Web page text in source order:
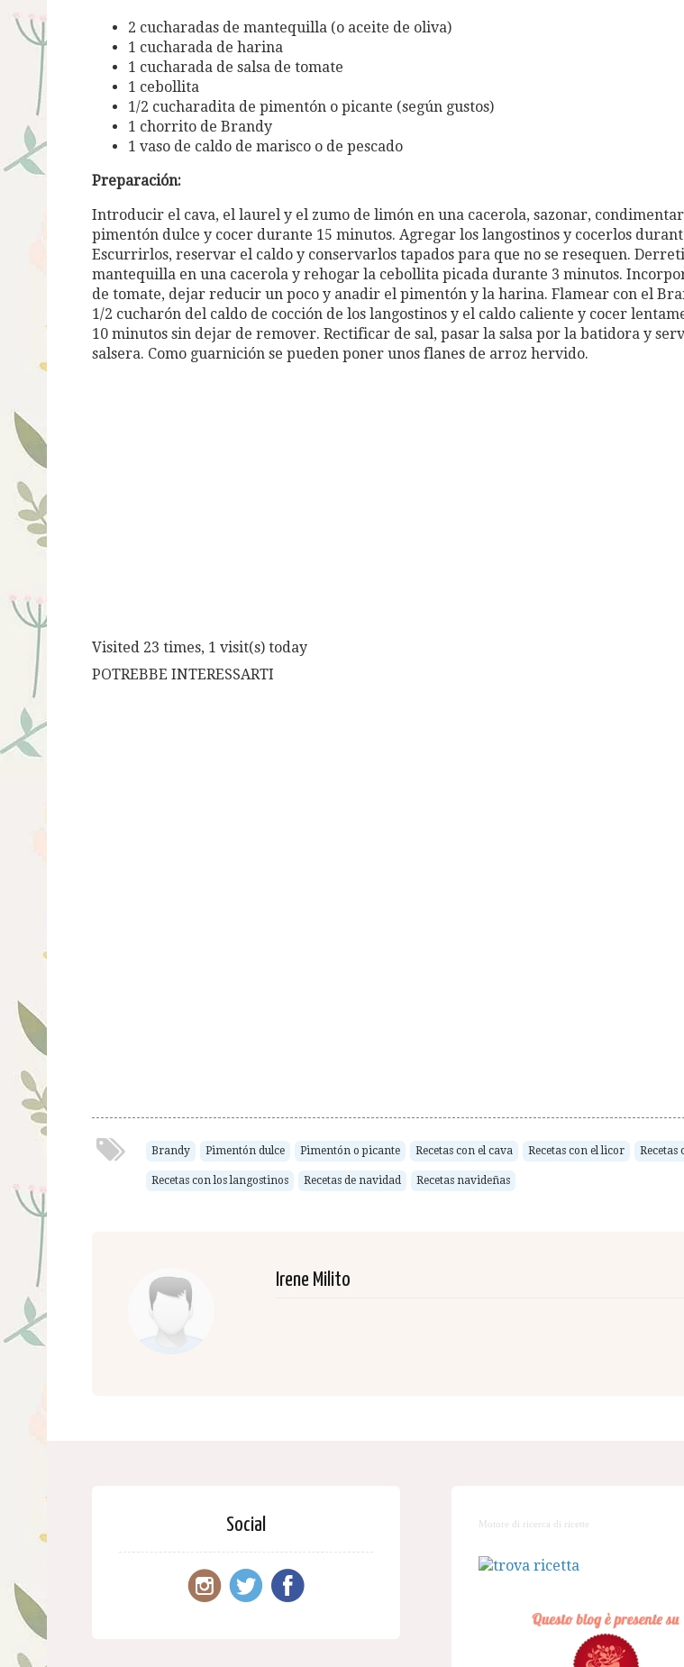
2 cucharadas de mantequilla (o aceite de oliva)
1 cucharada de harina
1 cucharada de salsa de tomate
1 cebollita
1/2 cucharadita de pimentón o picante (según gustos)
1 chorrito de Brandy
1 vaso de caldo de marisco o de pescado
Preparación:
Introducir el cava, el laurel y el zumo de limón en una cacerola, sazonar,
pimentón dulce y cocer durante 15 minutos. Agregar los langostinos y cocerlos
Escurrirlos, reservar el caldo y conservarlos tapados para que no se resequen.
mantequilla en una cacerola y rehogar la cebollita picada durante 3 minutos.
de tomate, dejar reducir un poco y anadir el pimentón y la harina. Flamear con el
1/2 cucharón del caldo de cocción de los langostinos y el caldo caliente y cocer
10 minutos sin dejar de remover. Rectificar de sal, pasar la salsa por la batidora y
salsera. Como guarnición se pueden poner unos flanes de arroz hervido.
Visited 23 times, 1 visit(s) today
POTREBBE INTERESSARTI
Brandy Pimentón dulce Pimentón o picante Recetas con el cava Recetas con el licor Recetas
Recetas con los langostinos Recetas de navidad Recetas navideñas
Irene Milito
Social Motore di ricerca di ricette